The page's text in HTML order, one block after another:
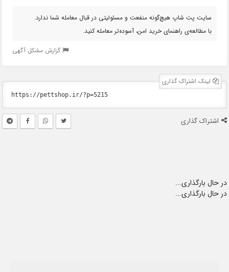
سایت پت شاپ هیچ‌گونه منفعت و مسئولیتی در قبال معامله شما ندارد.
با مطالعه‌ی راهنمای خرید امن، آسوده‌تر معامله کنید.
گزارش مشکل آگهی
لینک اشتراک گذاری
اشتراک گذاری
در حال بارگذاری...
در حال بارگذاری...